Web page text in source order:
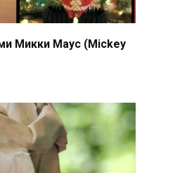
Микки Маус (Mickey